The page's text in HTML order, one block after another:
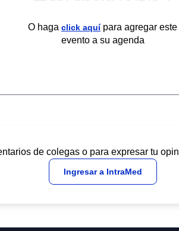
O haga click aquípara agregar este
evento a su agenda
de colegas o para expresar tu
Ingresar a IntraMed